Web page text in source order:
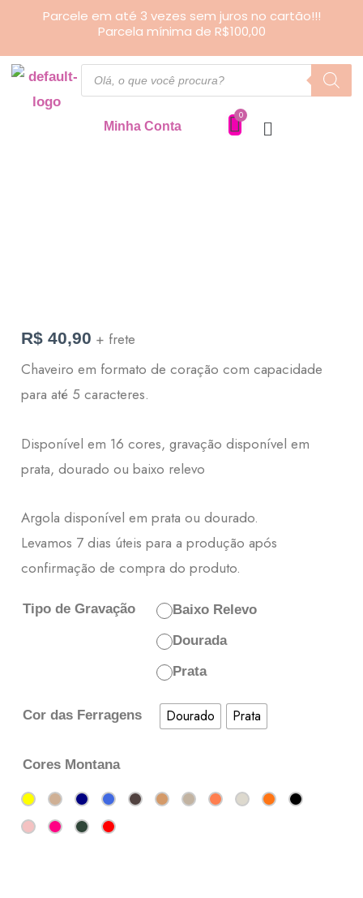
Parcele em até 3 vezes sem juros no cartão!!!
Parcela mínima de R$100,00
Pesquisar
produtos
Minha Conta
R$ 40,90 + frete
Chaveiro em formato de coração com capacidade
para até 5 caracteres.
Disponível em 16 cores, gravação disponível em
prata, dourado ou baixo relevo
Argola disponível em prata ou dourado.
Levamos 7 dias úteis para a produção após
confirmação de compra do produto.
Tipo de Gravação
Baixo Relevo
Dourada
Prata
Cor das Ferragens Dourado Prata
Cores Montana